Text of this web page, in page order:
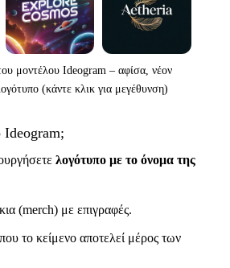
μοντέλου Ideogram – αφίσα, νέον
(κάντε κλικ για μεγέθυνση)
Ideogram;
λογότυπο με το όνομα της
(merch) με επιγραφές.
το κείμενο αποτελεί μέρος των